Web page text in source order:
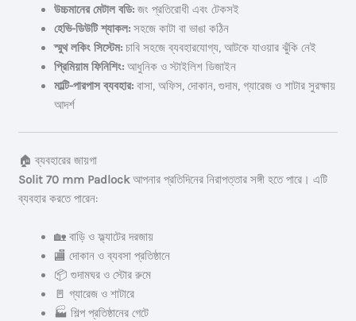
উচ্চমানের মেটাল বডি: জং প্রতিরোধী এবং টেকসই
হেভি-ডিউটি শ্যাকল: সহজে কাটা বা ভাঙা কঠিন
স্মুথ লকিং সিস্টেম: চাবি সহজে ব্যবহারযোগ্য, আটকে যাওয়ার ঝুঁকি নেই
প্রিমিয়াম ফিনিশিং: আধুনিক ও স্টাইলিশ ডিজাইন
মাল্টি-পারপাস ব্যবহার: বাসা, অফিস, দোকান, গুদাম, গ্যারেজ ও শাটার সুরক্ষায়
আদর্শ
🏠 ব্যবহারের জায়গা
Solit 70 mm Padlockআপনার প্রতিদিনের নিরাপত্তার সঙ্গী হতে পারে। এটি
ব্যবহার করতে পারেন:
🏡 বাড়ি ও ফ্ল্যাটের দরজায়
🏬 দোকান ও ব্যবসা প্রতিষ্ঠানে
📦 গুদামঘর ও স্টোর রুমে
🚪 গ্যারেজ ও শাটারে
🏭 শিল্প প্রতিষ্ঠানের গেটে